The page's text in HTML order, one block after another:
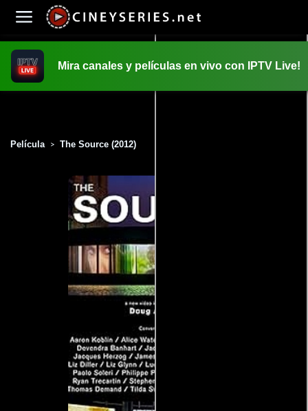
Mira canales y películas en vivo con IPTV Live!
Película > The Source (2012)